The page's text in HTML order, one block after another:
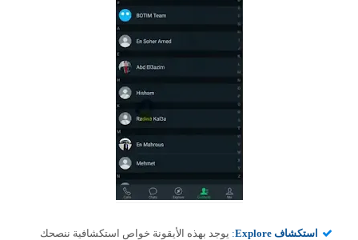
استكشاف Explore : يوجد بهذه الأيقونة خواص استكشافية ننصحك